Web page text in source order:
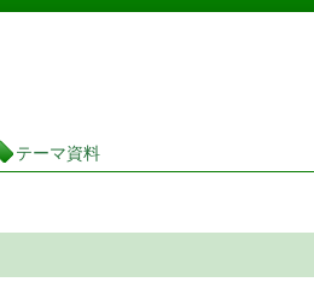
茨城県立図書館 蔵書検索・予約システム
テーマ資料